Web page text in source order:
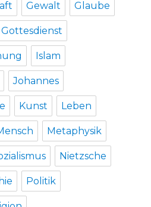
Gewalt Glaube
Gottesdienst
Islam
Johannes
Kunst Leben
Metaphysik
Nietzsche
Politik